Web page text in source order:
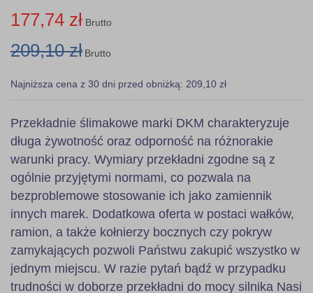
177,74 zł Brutto
209,10 zł Brutto
Najniższa cena z 30 dni przed obniżką: 209,10 zł
Przekładnie ślimakowe marki DKM charakteryzuje
długa żywotność oraz odporność na różnorakie
warunki pracy. Wymiary przekładni zgodne są z
ogólnie przyjętymi normami, co pozwala na
bezproblemowe stosowanie ich jako zamiennik
innych marek. Dodatkowa oferta w postaci wałków,
ramion, a także kołnierzy bocznych czy pokryw
zamykających pozwoli Państwu zakupić wszystko w
jednym miejscu. W razie pytań bądź w przypadku
trudności w doborze przekładni do mocy silnika Nasi